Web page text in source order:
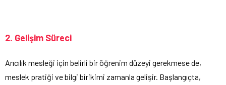
2. Gelişim Süreci
Arıcılık mesleği için belirli bir öğrenim düzeyi gerekmese de,
meslek pratiği ve bilgi birikimi zamanla gelişir. Başlangıçta,